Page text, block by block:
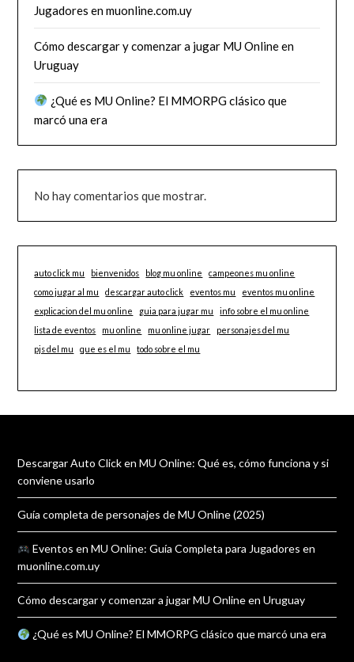
Jugadores en muonline.com.uy
Cómo descargar y comenzar a jugar MU Online en
Uruguay
¿Qué es MU Online? El MMORPG clásico que
marcó una era
No hay comentarios que mostrar.
auto click mu bienvenidos blog mu online
campeones mu online
como jugar al mu
descargar auto click eventos mu
eventos mu online
explicacion del mu online
guia para jugar mu
info sobre el mu online
lista de eventos
mu online mu online jugar
personajes del mu
pjs del mu
que es el mu todo sobre el mu
Descargar Auto Click en MU Online: Qué es, cómo funciona y si
conviene usarlo
Guía completa de personajes de MU Online (2025)
Eventos en MU Online: Guía Completa para Jugadores en
muonline.com.uy
Cómo descargar y comenzar a jugar MU Online en Uruguay
¿Qué es MU Online? El MMORPG clásico que marcó una era